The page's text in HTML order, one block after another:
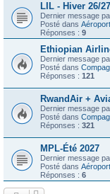
LIL - Hiver 26/27
Dernier message
Posté dans
Réponses : 9
Ethiopian
Dernier message
Posté dans
Réponses : 121
RwandAir +
Dernier message
Posté dans
Réponses : 321
MPL-Été 2027
Dernier message
Posté dans
Réponses : 6